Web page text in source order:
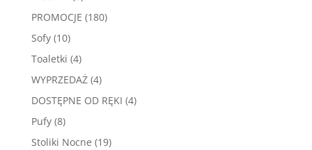
produkty
PROMOCJE 180180
Sofy 1010
produktów
Toaletki 44
produkty
WYPRZEDAŻ 44
produkty
DOSTĘPNE OD RĘKI 44
Pufy 88
produktów
Stoliki Nocne 1919